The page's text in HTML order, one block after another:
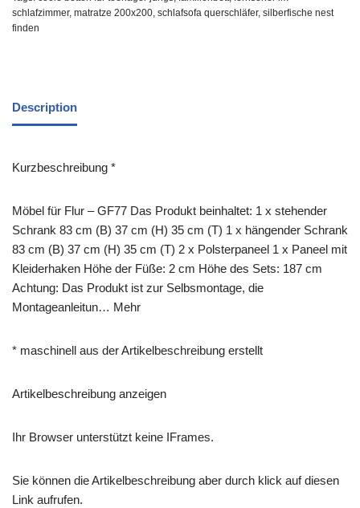
schlafzimmer, matratze 200x200, schlafsofa querschläfer, silberfische nest
finden
Description
Kurzbeschreibung *
Möbel für Flur – GF77 Das Produkt beinhaltet: 1 x stehender
Schrank 83 cm (B) 37 cm (H) 35 cm (T) 1 x hängender Schrank
83 cm (B) 37 cm (H) 35 cm (T) 2 x Polsterpaneel 1 x Paneel mit
Kleiderhaken Höhe der Füße: 2 cm Höhe des Sets: 187 cm
Achtung: Das Produkt ist zur Selbsmontage, die
Montageanleitun… Mehr
* maschinell aus der Artikelbeschreibung erstellt
Artikelbeschreibung anzeigen
Ihr Browser unterstützt keine IFrames.
Sie können die Artikelbeschreibung aber durch klick auf diesen
Link aufrufen.